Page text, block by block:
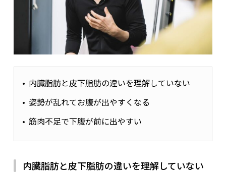
内臓脂肪と皮下脂肪の違いを理解していない
姿勢が乱れてお腹が出やすくなる
筋肉不足で下腹が前に出やすい
内臓脂肪と皮下脂肪の違いを理解していない